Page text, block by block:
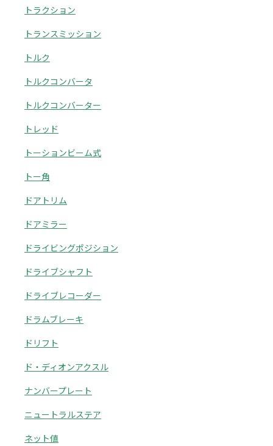
トラクション
トランスミッション
トルク
トルクコンバータ
トルクコンバーター
トレッド
トーションビーム式
トー角
ドアトリム
ドアミラー
ドライビングポジション
ドライブシャフト
ドライブレコーダー
ドラムブレーキ
ドリフト
ド・ディオンアクスル
ナンバープレート
ニュートラルステア
ネット値